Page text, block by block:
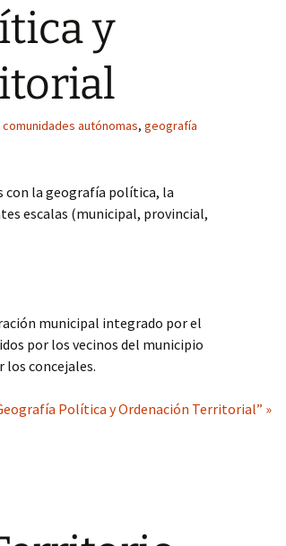
y
comunidades autónomas, geografía
con la geografía política, la
escalas (municipal, provincial,
municipal integrado por el
por los vecinos del municipio
los concejales.
Política y Ordenación Territorial” »